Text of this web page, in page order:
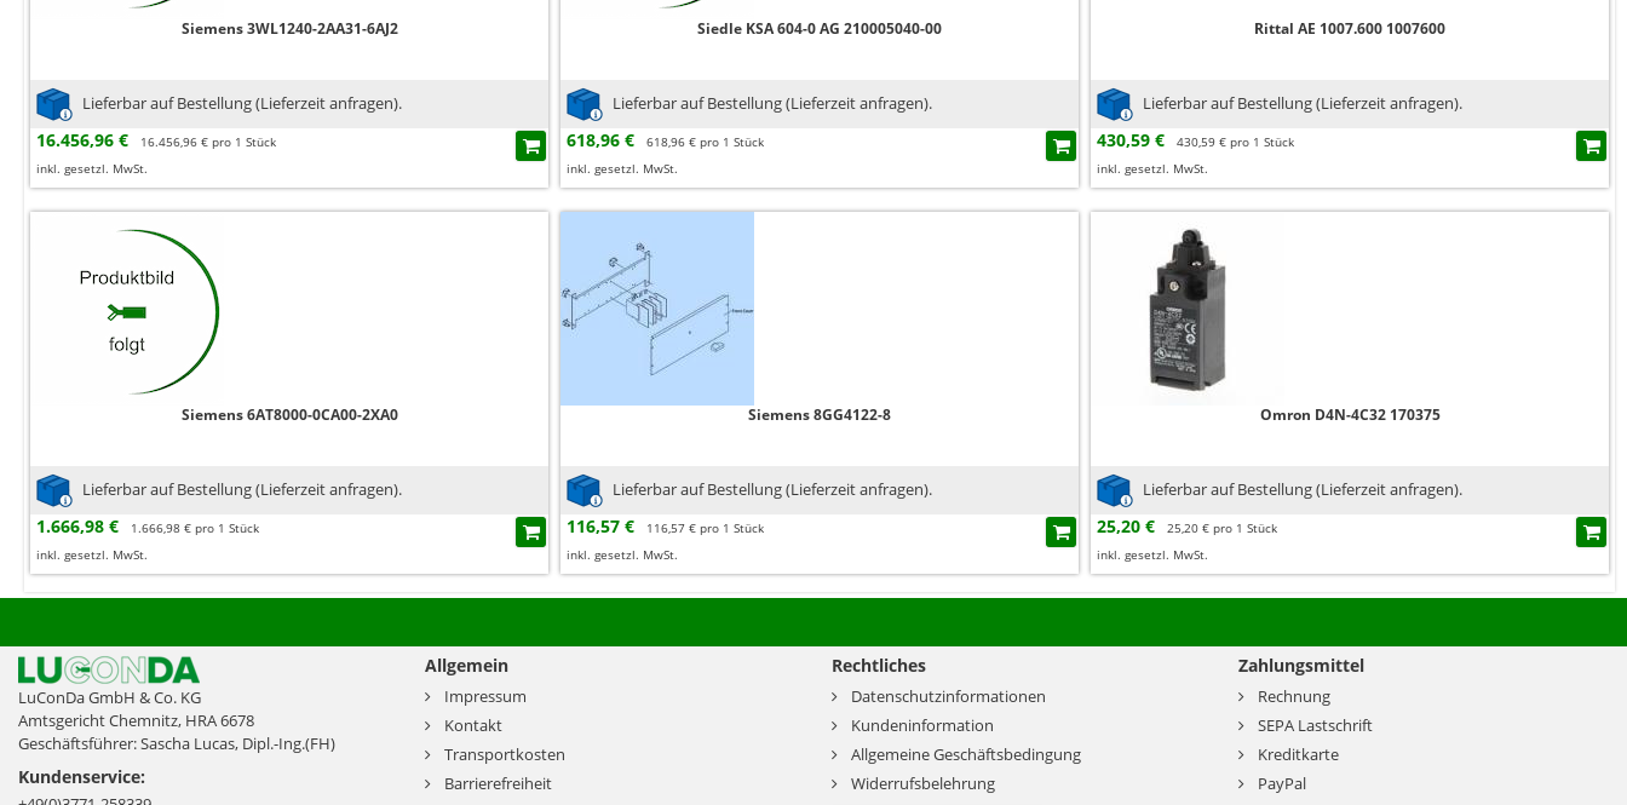
Siemens 3WL1240-2AA31-6AJ2
Lieferbar auf Bestellung (Lieferzeit anfragen).
16.456,96 €
16.456,96 € pro 1 Stück
inkl. gesetzl. MwSt.
Siedle KSA 604-0 AG 210005040-00
Lieferbar auf Bestellung (Lieferzeit anfragen).
618,96 €
618,96 € pro 1 Stück
inkl. gesetzl. MwSt.
Rittal AE 1007.600 1007600
Lieferbar auf Bestellung (Lieferzeit anfragen).
430,59 €
430,59 € pro 1 Stück
inkl. gesetzl. MwSt.
Siemens 6AT8000-0CA00-2XA0
Lieferbar auf Bestellung (Lieferzeit anfragen).
1.666,98 €
1.666,98 € pro 1 Stück
inkl. gesetzl. MwSt.
Siemens 8GG4122-8
Lieferbar auf Bestellung (Lieferzeit anfragen).
116,57 €
116,57 € pro 1 Stück
inkl. gesetzl. MwSt.
Omron D4N-4C32 170375
Lieferbar auf Bestellung (Lieferzeit anfragen).
25,20 €
25,20 € pro 1 Stück
inkl. gesetzl. MwSt.
LuConDa GmbH & Co. KG
Amtsgericht Chemnitz, HRA 6678
Geschäftsführer: Sascha Lucas, Dipl.-Ing.(FH)
Kundenservice:
Allgemein
Impressum
Kontakt
Transportkosten
Barrierefreiheit
Rechtliches
Datenschutzinformationen
Kundeninformation
Allgemeine Geschäftsbedingung
Widerrufsbelehrung
Zahlungsmittel
Rechnung
SEPA Lastschrift
Kreditkarte
PayPal